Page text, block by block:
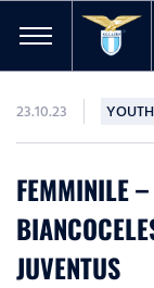
23.10.23 YOUTH
FEMMINILE
JUVENTUS